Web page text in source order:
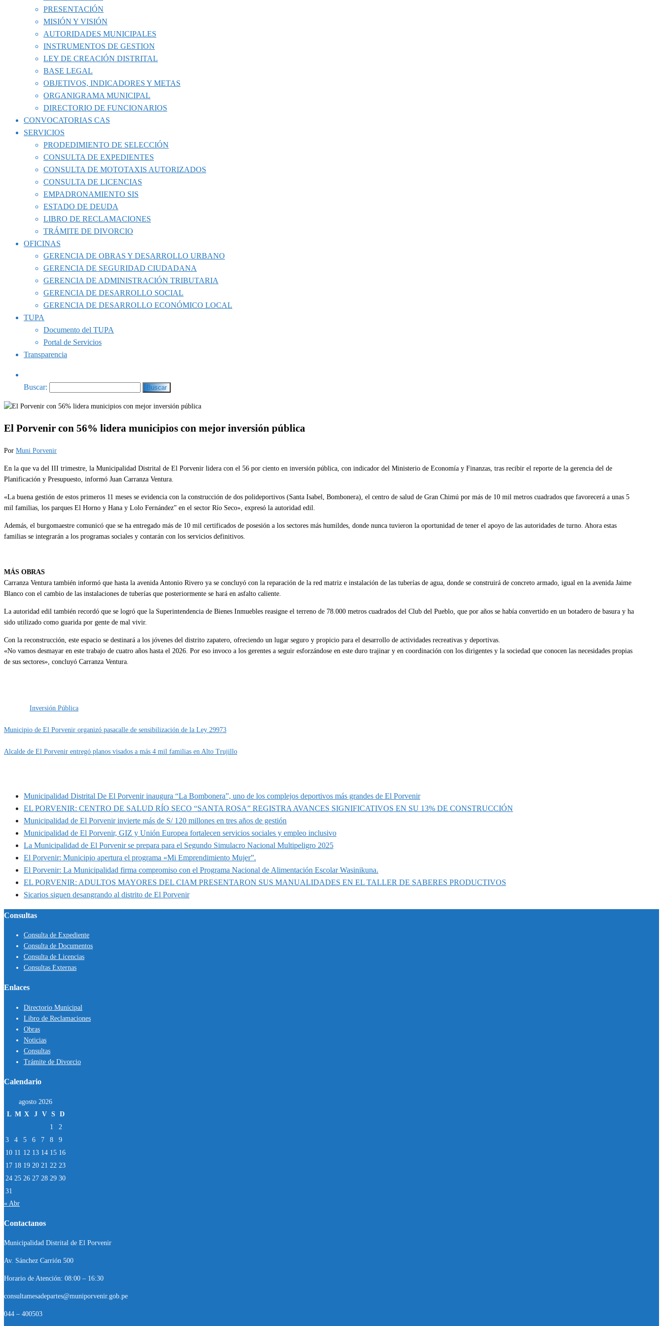
PRESENTACIÓN
MISIÓN Y VISIÓN
AUTORIDADES MUNICIPALES
INSTRUMENTOS DE GESTION
LEY DE CREACIÓN DISTRITAL
BASE LEGAL
OBJETIVOS, INDICADORES Y METAS
ORGANIGRAMA MUNICIPAL
DIRECTORIO DE FUNCIONARIOS
CONVOCATORIAS CAS
SERVICIOS
PRODEDIMIENTO DE SELECCIÓN
CONSULTA DE EXPEDIENTES
CONSULTA DE MOTOTAXIS AUTORIZADOS
CONSULTA DE LICENCIAS
EMPADRONAMIENTO SIS
ESTADO DE DEUDA
LIBRO DE RECLAMACIONES
TRÁMITE DE DIVORCIO
OFICINAS
GERENCIA DE OBRAS Y DESARROLLO URBANO
GERENCIA DE SEGURIDAD CIUDADANA
GERENCIA DE ADMINISTRACIÓN TRIBUTARIA
GERENCIA DE DESARROLLO SOCIAL
GERENCIA DE DESARROLLO ECONÓMICO LOCAL
TUPA
Documento del TUPA
Portal de Servicios
Transparencia
Buscar:
El Porvenir con 56% lidera municipios con mejor inversión pública
Por Muni Porvenir
En la que va del III trimestre, la Municipalidad Distrital de El Porvenir lidera con el 56 por ciento en inversión pública, con indicador del Ministerio de Economía y Finanzas, tras recibir el reporte de la gerencia del de
Planificación y Presupuesto, informó Juan Carranza Ventura.
«La buena gestión de estos primeros 11 meses se evidencia con la construcción de dos polideportivos (Santa Isabel, Bombonera), el centro de salud de Gran Chimú por más de 10 mil metros cuadrados que favorecerá a unas 5
mil familias, los parques El Horno y Hana y Lolo Fernández” en el sector Río Seco», expresó la autoridad edil.
Además, el burgomaestre comunicó que se ha entregado más de 10 mil certificados de posesión a los sectores más humildes, donde nunca tuvieron la oportunidad de tener el apoyo de las autoridades de turno. Ahora estas
familias se integrarán a los programas sociales y contarán con los servicios definitivos.
MÁS OBRAS
Carranza Ventura también informó que hasta la avenida Antonio Rivero ya se concluyó con la reparación de la red matriz e instalación de las tuberías de agua, donde se construirá de concreto armado, igual en la avenida Jaime
Blanco con el cambio de las instalaciones de tuberías que posteriormente se hará en asfalto caliente.
La autoridad edil también recordó que se logró que la Superintendencia de Bienes Inmuebles reasigne el terreno de 78.000 metros cuadrados del Club del Pueblo, que por años se había convertido en un botadero de basura y ha
sido utilizado como guarida por gente de mal vivir.
Con la reconstrucción, este espacio se destinará a los jóvenes del distrito zapatero, ofreciendo un lugar seguro y propicio para el desarrollo de actividades recreativas y deportivas.
«No vamos desmayar en este trabajo de cuatro años hasta el 2026. Por eso invoco a los gerentes a seguir esforzándose en este duro trajinar y en coordinación con los dirigentes y la sociedad que conocen las necesidades propias
de sus sectores», concluyó Carranza Ventura.
Inversión Pública
Municipio de El Porvenir organizó pasacalle de sensibilización de la Ley 29973
Alcalde de El Porvenir entregó planos visados a más 4 mil familias en Alto Trujillo
Municipalidad Distrital De El Porvenir inaugura “La Bombonera”, uno de los complejos deportivos más grandes de El Porvenir
EL PORVENIR: CENTRO DE SALUD RÍO SECO “SANTA ROSA” REGISTRA AVANCES SIGNIFICATIVOS EN SU 13% DE CONSTRUCCIÓN
Municipalidad de El Porvenir invierte más de S/ 120 millones en tres años de gestión
Municipalidad de El Porvenir, GIZ y Unión Europea fortalecen servicios sociales y empleo inclusivo
La Municipalidad de El Porvenir se prepara para el Segundo Simulacro Nacional Multipeligro 2025
El Porvenir: Municipio apertura el programa «Mi Emprendimiento Mujer”.
El Porvenir: La Municipalidad firma compromiso con el Programa Nacional de Alimentación Escolar Wasinikuna.
EL PORVENIR: ADULTOS MAYORES DEL CIAM PRESENTARON SUS MANUALIDADES EN EL TALLER DE SABERES PRODUCTIVOS
Sicarios siguen desangrando al distrito de El Porvenir
Consultas
Consulta de Expediente
Consulta de Documentos
Consulta de Licencias
Consultas Externas
Enlaces
Directorio Municipal
Libro de Reclamaciones
Obras
Noticias
Consultas
Trámite de Divorcio
Calendario
agosto 2026
L M X J V S D
1
2
3
4 5 6 7 8
9
10 11 12 13 14 15 16
17 18 19 20 21 22 23
24 25 26 27 28 29 30
31
« Abr
Contactanos
Municipalidad Distrital de El Porvenir
Av. Sánchez Carrión 500
Horario de Atención: 08:00 – 16:30
consultamesadepartes@muniporvenir.gob.pe
044 – 400503